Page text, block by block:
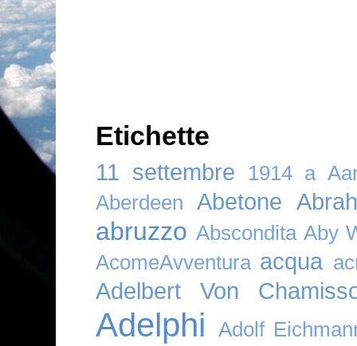
Etichette
11 settembre 1914 a
Aberdeen
Abetone
abruzzo Abscondita Aby
AcomeAvventura acqua
Adelbert Von
Adelphi
Adolf